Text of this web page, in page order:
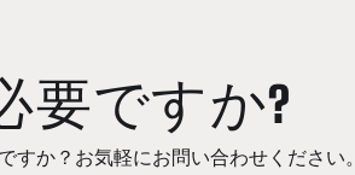
要ですか?
すか？お気軽にお問い合わせください。